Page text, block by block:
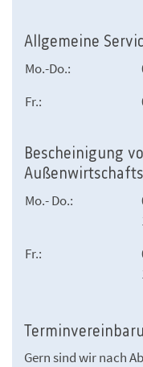
Allgemeine
Mo.-Do.:
Fr.:
Bescheinigung
Mo.- Do.:
Fr.:
Gern sind wir nach